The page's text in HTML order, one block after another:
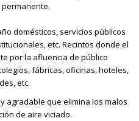
domésticos, servicios públicos
etc. Recintos donde el
por la afluencia de público
fábricas, oficinas, hoteles,
etc.
agradable que elimina los malos
de aire viciado.